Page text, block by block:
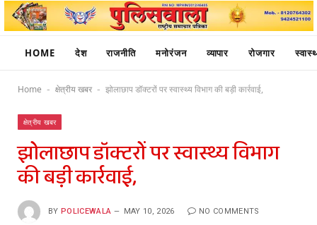
HOME देश राजनीति मनोरंजन व्यापार रोजगार
Home - क्षेत्रीय खबर - झोलाछाप डॉक्टरों पर स्वास्थ्य विभाग की बड़ी कार्रवाई,
क्षेत्रीय खबर
झोलाछाप डॉक्टरों पर स्वास्थ्य विभाग
की बड़ी कार्रवाई,
BY POLICEWALA MAY 10, 2026 NO COMMENTS